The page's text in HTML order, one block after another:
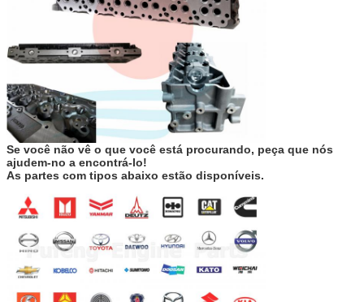
Se você não vê o que você está procurando, peça que nós
ajudem-no a encontrá-lo!
As partes com tipos abaixo estão disponíveis.